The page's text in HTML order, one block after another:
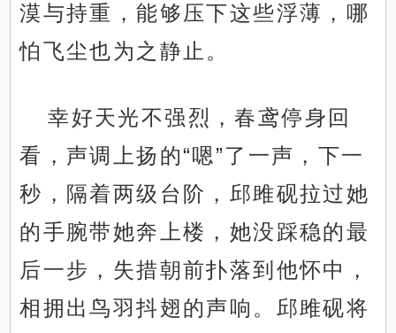
漠与持重，能够压下这些浮薄，哪
怕飞尘也为之静止。
幸好天光不强烈，春鸢停身回
看，声调上扬的“嗯”了一声，下一
秒，隔着两级台阶，邱雎砚拉过她
的手腕带她奔上楼，她没踩稳的最
后一步，失措朝前扑落到他怀中，
相拥出鸟羽抖翅的声响。邱雎砚将